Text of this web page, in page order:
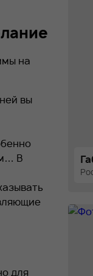
на
вы
В
для